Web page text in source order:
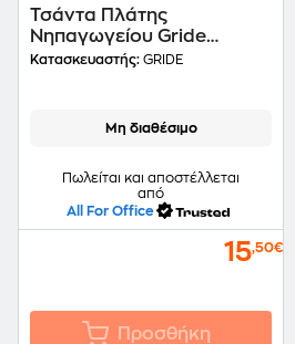
Τσάντα Πλάτης
Νηπαγωγείου Gride
"Minnie" Ροζ
Κατασκευαστής: GRIDE
Μη διαθέσιμο
Πωλείται και αποστέλλεται
από
All For Office
15,50€
Προσθήκη